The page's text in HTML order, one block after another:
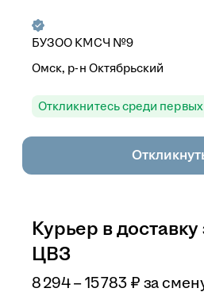
БУЗОО КМСЧ №9
Омск, р-н Октябрьский
Откликнитесь среди первых
Курьер в доставку
ЦВЗ
8 294–15 783 ₽ за